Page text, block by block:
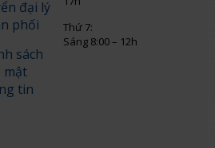
đại lý
phối
sách
mật
tin
Thứ 7:
Sáng 8:00 – 12h